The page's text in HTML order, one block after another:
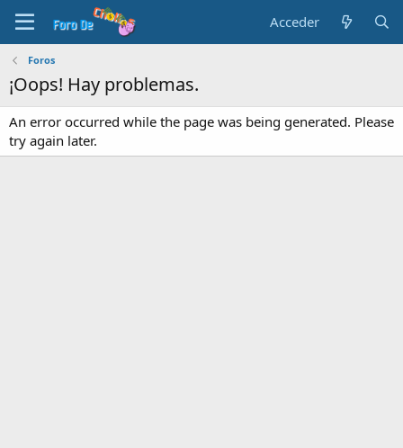
Acceder
Foros
¡Oops! Hay problemas.
An error occurred while the page was being generated. Please
try again later.